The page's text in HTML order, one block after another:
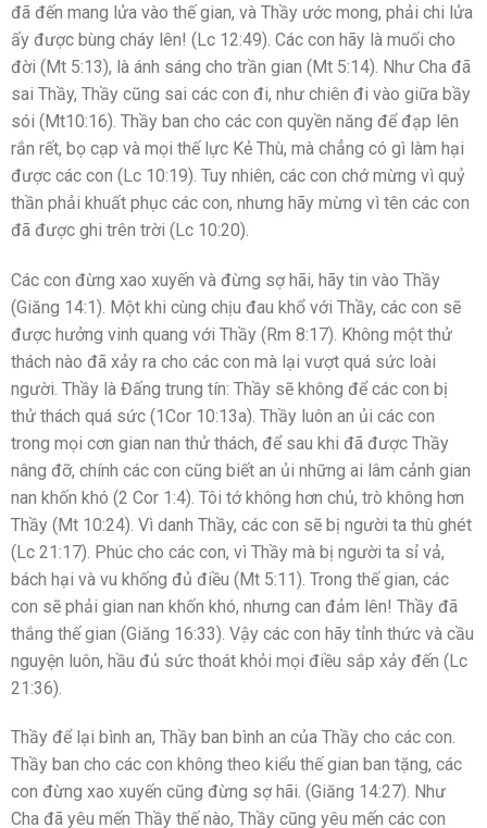
đã đến mang lửa vào thế gian, và Thầy ước mong, phải chi lửa
ấy được bùng cháy lên! (Lc 12:49). Các con hãy là muối cho
đời (Mt 5:13), là ánh sáng cho trần gian (Mt 5:14). Như Cha đã
sai Thầy, Thầy cũng sai các con đi, như chiên đi vào giữa bầy
sói (Mt10:16). Thầy ban cho các con quyền năng để đạp lên
rắn rết, bọ cạp và mọi thế lực Kẻ Thù, mà chẳng có gì làm hại
được các con (Lc 10:19). Tuy nhiên, các con chớ mừng vì quỷ
thần phải khuất phục các con, nhưng hãy mừng vì tên các con
đã được ghi trên trời (Lc 10:20).
Các con đừng xao xuyến và đừng sợ hãi, hãy tin vào Thầy
(Giăng 14:1). Một khi cùng chịu đau khổ với Thầy, các con sẽ
được hưởng vinh quang với Thầy (Rm 8:17). Không một thử
thách nào đã xảy ra cho các con mà lại vượt quá sức loài
người. Thầy là Đấng trung tín: Thầy sẽ không để các con bị
thử thách quá sức (1Cor 10:13a). Thầy luôn an ủi các con
trong mọi cơn gian nan thử thách, để sau khi đã được Thầy
nâng đỡ, chính các con cũng biết an ủi những ai lâm cảnh gian
nan khốn khó (2 Cor 1:4). Tôi tớ không hơn chủ, trò không hơn
Thầy (Mt 10:24). Vì danh Thầy, các con sẽ bị người ta thù ghét
(Lc 21:17). Phúc cho các con, vì Thầy mà bị người ta sỉ vả,
bách hại và vu khống đủ điều (Mt 5:11). Trong thế gian, các
con sẽ phải gian nan khốn khó, nhưng can đảm lên! Thầy đã
thắng thế gian (Giăng 16:33). Vậy các con hãy tỉnh thức và cầu
nguyện luôn, hầu đủ sức thoát khỏi mọi điều sắp xảy đến (Lc
21:36).
Thầy để lại bình an, Thầy ban bình an của Thầy cho các con.
Thầy ban cho các con không theo kiểu thế gian ban tặng, các
con đừng xao xuyến cũng đừng sợ hãi. (Giăng 14:27). Như
Cha đã yêu mến Thầy thế nào, Thầy cũng yêu mến các con